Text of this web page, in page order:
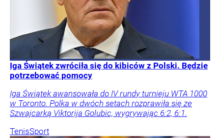
Iga Świątek zwróciła się do kibiców z Polski. Będzie
potrzebować pomocy
Iga Świątek awansowała do IV rundy turnieju WTA 1000
w Toronto. Polka w dwóch setach rozprawiła się ze
Szwajcarką Viktorija Golubic, wygrywając 6:2, 6:1.
TenisSport